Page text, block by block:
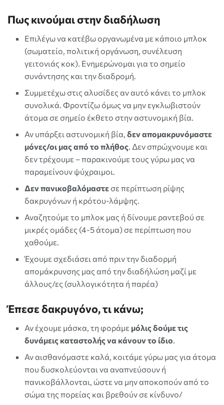
Πως κινούμαιστην διαδήλωση
Επιλέγω να κατέβω οργανωμένα με κάποιο μπλοκ
(σωματείο, πολιτική οργάνωση, συνέλευση
γειτονιάς κοκ). Ενημερώνομαι για το σημείο
συνάντησης και την διαδρομή.
Συμμετέχω στις αλυσίδες αν αυτό κάνει το μπλοκ
συνολικά. Φροντίζω όμως να μην εγκλωβιστούν
άτομα σε σημείο έκθετο στην αστυνομική βία.
Αν υπάρξει αστυνομική βία,δεν απομακρυνόμαστε
μόνες/οι μας από το πλήθος. Δεν σπρώχνουμε και
δεν τρέχουμε – παρακινούμε τους γύρω μας να
παραμείνουν ψύχραιμοι.
Δεν πανικοβαλόμαστεσε περίπτωση ρίψης
δακρυγόνων ή κρότου-λάμψης.
Αναζητούμε το μπλοκ μας ή δίνουμε ραντεβού σε
μικρές ομάδες (4-5 άτομα) σε περίπτωση που
χαθούμε.
Έχουμε σχεδιάσει από πριν την διαδορμή
απομάκρυνσης μας από την διαδήλώση μαζί με
άλλους/ες (συλλογικότητα ή παρέα)
Έπεσε δακρυγόνο, τι κάνω;
Αν έχουμε μάσκα, τη φοράμε μόλις δούμε τις
δυνάμεις καταστολής να κάνουν το ίδιο
Αν αισθανόμαστε καλά, κοιτάμε γύρω μας για άτομα
που δυσκολεύονται να αναπνεύσουν ή
πανικοβάλλονται, ώστε να μην αποκοπούν από το
σώμα της πορείας και βρεθούν σε κίνδυνο/